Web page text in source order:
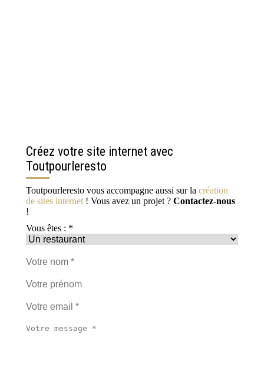
Créez votre site internet avec
Toutpourleresto
Toutpourleresto vous accompagne aussi sur la création
de sites internet ! Vous avez un projet ? Contactez-nous
!
Vous êtes : *